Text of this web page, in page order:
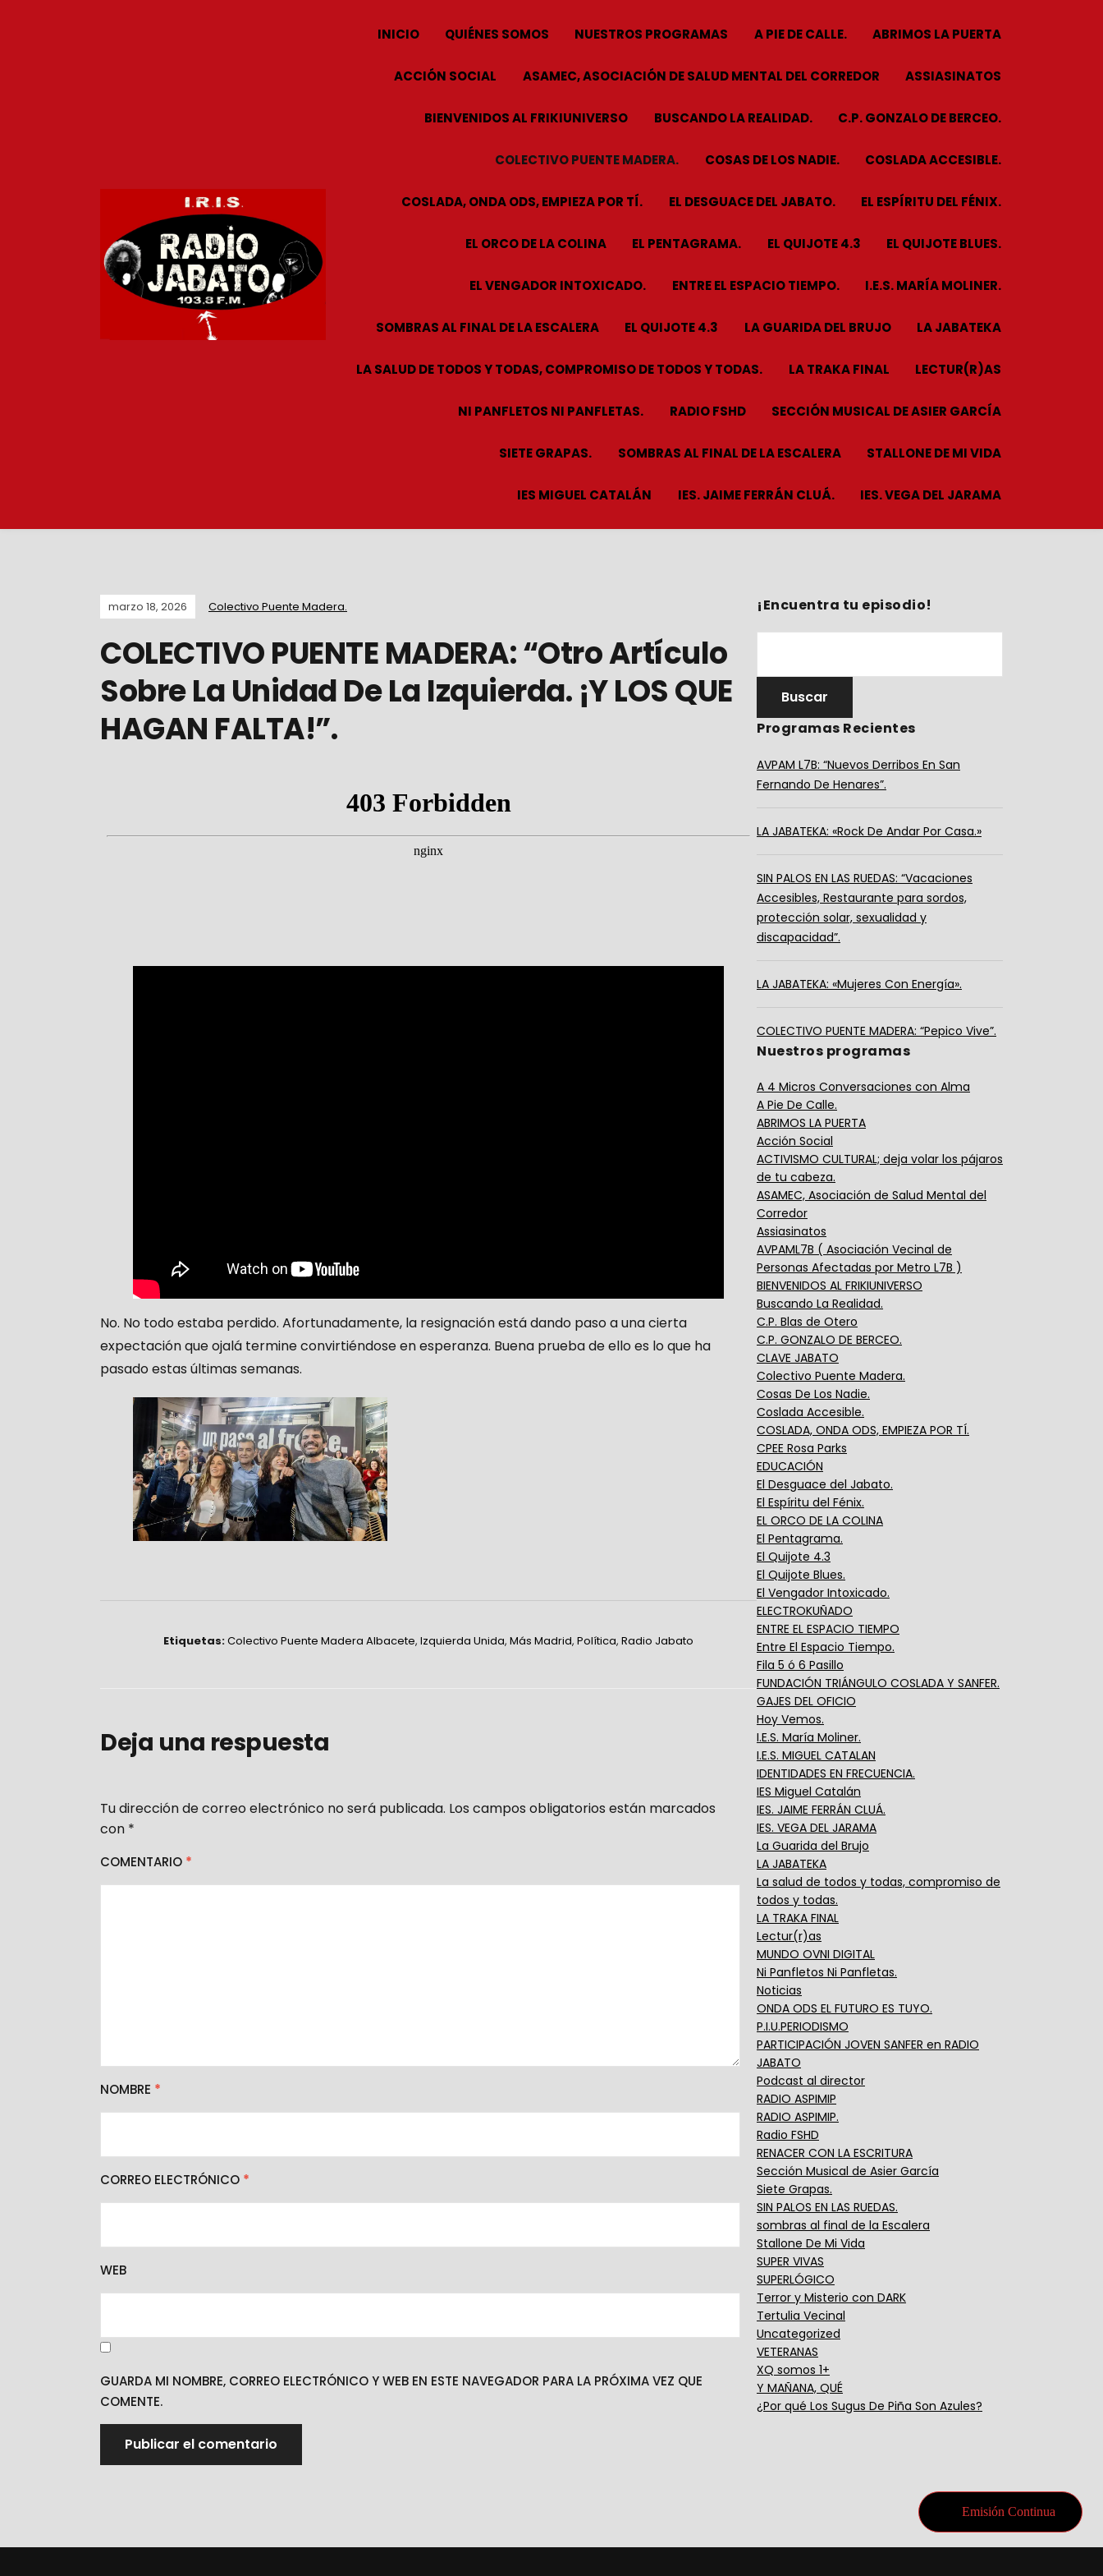
INICIO QUIÉNES SOMOS NUESTROS PROGRAMAS A PIE DE CALLE. ABRIMOS LA PUERTA
ACCIÓN SOCIAL ASAMEC, ASOCIACIÓN DE SALUD MENTAL DEL CORREDOR ASSIASINATOS
BIENVENIDOS AL FRIKIUNIVERSO BUSCANDO LA REALIDAD. C.P. GONZALO DE BERCEO.
COLECTIVO PUENTE MADERA. COSAS DE LOS NADIE. COSLADA ACCESIBLE.
COSLADA, ONDA ODS, EMPIEZA POR TÍ. EL DESGUACE DEL JABATO. EL ESPÍRITU DEL FÉNIX.
EL ORCO DE LA COLINA EL PENTAGRAMA. EL QUIJOTE 4.3 EL QUIJOTE BLUES.
EL VENGADOR INTOXICADO. ENTRE EL ESPACIO TIEMPO. I.E.S. MARÍA MOLINER.
SOMBRAS AL FINAL DE LA ESCALERA EL QUIJOTE 4.3 LA GUARIDA DEL BRUJO LA JABATEKA
LA SALUD DE TODOS Y TODAS, COMPROMISO DE TODOS Y TODAS. LA TRAKA FINAL LECTUR(R)AS
NI PANFLETOS NI PANFLETAS. RADIO FSHD SECCIÓN MUSICAL DE ASIER GARCÍA
SIETE GRAPAS. SOMBRAS AL FINAL DE LA ESCALERA STALLONE DE MI VIDA
IES MIGUEL CATALÁN IES. JAIME FERRÁN CLUÁ. IES. VEGA DEL JARAMA
marzo 18, 2026 Colectivo Puente Madera.
COLECTIVO PUENTE MADERA: “Otro Artículo
Sobre La Unidad De La Izquierda. ¡Y LOS QUE
HAGAN FALTA!”.
No. No todo estaba perdido. Afortunadamente, la resignación está dando paso a una cierta
expectación que ojalá termine convirtiéndose en esperanza. Buena prueba de ello es lo que ha
pasado estas últimas semanas.
Etiquetas:Colectivo Puente Madera Albacete, Izquierda Unida, Más Madrid, Política, Radio Jabato
Deja una respuesta
Tu dirección de correo electrónico no será publicada. Los campos obligatorios están marcados
con *
COMENTARIO *
NOMBRE *
CORREO ELECTRÓNICO *
WEB
GUARDA MI NOMBRE, CORREO ELECTRÓNICO Y WEB EN ESTE NAVEGADOR PARA LA PRÓXIMA VEZ QUE
COMENTE.
¡Encuentra tu episodio!
Programas Recientes
AVPAM L7B: “Nuevos Derribos En San
Fernando De Henares”.
LA JABATEKA: «Rock De Andar Por Casa.»
SIN PALOS EN LAS RUEDAS: “Vacaciones
Accesibles, Restaurante para sordos,
protección solar, sexualidad y
discapacidad”.
LA JABATEKA: «Mujeres Con Energía».
COLECTIVO PUENTE MADERA: “Pepico Vive”.
Nuestros programas
A 4 Micros Conversaciones con Alma
A Pie De Calle.
ABRIMOS LA PUERTA
Acción Social
ACTIVISMO CULTURAL; deja volar los pájaros
de tu cabeza.
ASAMEC, Asociación de Salud Mental del
Corredor
Assiasinatos
AVPAML7B ( Asociación Vecinal de
Personas Afectadas por Metro L7B )
BIENVENIDOS AL FRIKIUNIVERSO
Buscando La Realidad.
C.P. Blas de Otero
C.P. GONZALO DE BERCEO.
CLAVE JABATO
Colectivo Puente Madera.
Cosas De Los Nadie.
Coslada Accesible.
COSLADA, ONDA ODS, EMPIEZA POR TÍ.
CPEE Rosa Parks
EDUCACIÓN
El Desguace del Jabato.
El Espíritu del Fénix.
EL ORCO DE LA COLINA
El Pentagrama.
El Quijote 4.3
El Quijote Blues.
El Vengador Intoxicado.
ELECTROKUÑADO
ENTRE EL ESPACIO TIEMPO
Entre El Espacio Tiempo.
Fila 5 ó 6 Pasillo
FUNDACIÓN TRIÁNGULO COSLADA Y SANFER.
GAJES DEL OFICIO
Hoy Vemos.
I.E.S. María Moliner.
I.E.S. MIGUEL CATALAN
IDENTIDADES EN FRECUENCIA.
IES Miguel Catalán
IES. JAIME FERRÁN CLUÁ.
IES. VEGA DEL JARAMA
La Guarida del Brujo
LA JABATEKA
La salud de todos y todas, compromiso de
todos y todas.
LA TRAKA FINAL
Lectur(r)as
MUNDO OVNI DIGITAL
Ni Panfletos Ni Panfletas.
Noticias
ONDA ODS EL FUTURO ES TUYO.
P.I.U.PERIODISMO
PARTICIPACIÓN JOVEN SANFER en RADIO
JABATO
Podcast al director
RADIO ASPIMIP
RADIO ASPIMIP.
Radio FSHD
RENACER CON LA ESCRITURA
Sección Musical de Asier García
Siete Grapas.
SIN PALOS EN LAS RUEDAS.
sombras al final de la Escalera
Stallone De Mi Vida
SUPER VIVAS
SUPERLÓGICO
Terror y Misterio con DARK
Tertulia Vecinal
Uncategorized
VETERANAS
XQ somos 1+
Y MAÑANA, QUÉ
¿Por qué Los Sugus De Piña Son Azules?
Emisión Continua